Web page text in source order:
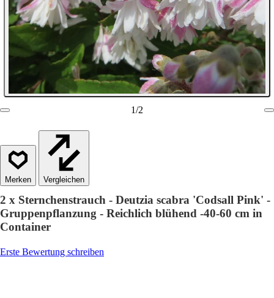
1/2
Vergleichen
2 x Sternchenstrauch - Deutzia scabra 'Codsall Pink' -
Gruppenpflanzung - Reichlich blühend -40-60 cm in
Container
Erste Bewertung schreiben